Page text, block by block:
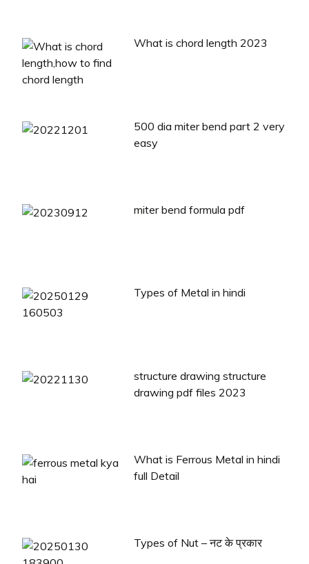
What is chord length 2023
500 dia miter bend part 2 very
easy
miter bend formula pdf
Types of Metal in hindi
structure drawing structure
drawing pdf files 2023
What is Ferrous Metal in hindi
full Detail
Types of Nut – नट के प्रकार